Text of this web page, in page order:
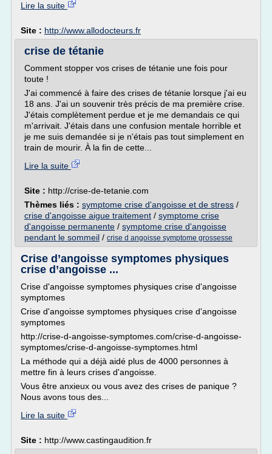
Lire la suite
Site : http://www.allodocteurs.fr
crise de tétanie
Comment stopper vos crises de tétanie une fois pour
toute !
J'ai commencé à faire des crises de tétanie lorsque j'ai eu
18 ans. J'ai un souvenir très précis de ma première crise.
J'étais complètement perdue et je me demandais ce qui
m'arrivait. J'étais dans une confusion mentale horrible et
je me suis demandée si je n'étais pas tout simplement en
train de mourir. À la fin de cette...
Lire la suite
Site : http://crise-de-tetanie.com
Thèmes liés : symptome crise d'angoisse et de stress /
crise d'angoisse aigue traitement / symptome crise
d'angoisse permanente / symptome crise d'angoisse
pendant le sommeil / crise d angoisse symptome grossesse
Crise d’angoisse symptomes physiques
crise d’angoisse ...
Crise d'angoisse symptomes physiques crise d'angoisse
symptomes
Crise d'angoisse symptomes physiques crise d'angoisse
symptomes
http://crise-d-angoisse-symptomes.com/crise-d-angoisse-
symptomes/crise-d-angoisse-symptomes.html
La méthode qui a déjà aidé plus de 4000 personnes à
mettre fin à leurs crises d'angoisse.
Vous être anxieux ou vous avez des crises de panique ?
Nous avons tous des...
Lire la suite
Site : http://www.castingaudition.fr